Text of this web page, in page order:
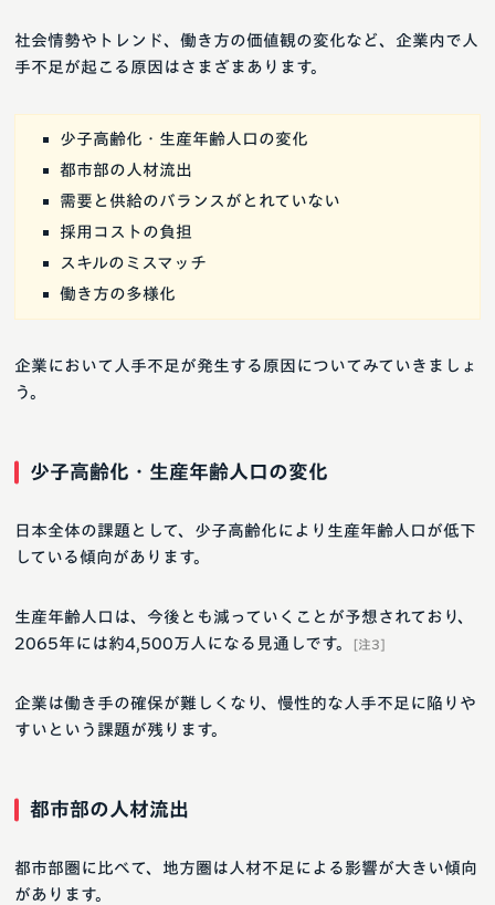
社会情勢やトレンド、働き方の価値観の変化など、企業内で人
手不足が起こる原因はさまざまあります。
少子高齢化・生産年齢人口の変化
都市部の人材流出
需要と供給のバランスがとれていない
採用コストの負担
スキルのミスマッチ
働き方の多様化
企業において人手不足が発生する原因についてみていきましょ
う。
少子高齢化・生産年齢人口の変化
日本全体の課題として、少子高齢化により生産年齢人口が低下
している傾向があります。
生産年齢人口は、今後とも減っていくことが予想されており、
2065年には約4,500万人になる見通しです。
[注3]
企業は働き手の確保が難しくなり、慢性的な人手不足に陥りや
すいという課題が残ります。
都市部の人材流出
都市部圏に比べて、地方圏は人材不足による影響が大きい傾向
があります。